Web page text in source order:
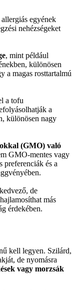
allergiás egyének
nehézségeket
, mint például
különösen
a magas rosttartalmú
a tofu
a
különösen nagy
(GMO) való
GMO-mentes vagy
preferenciák és a
de
más
érdekében.
kell legyen. Szilárd,
de nyomásra
vagy morzsák